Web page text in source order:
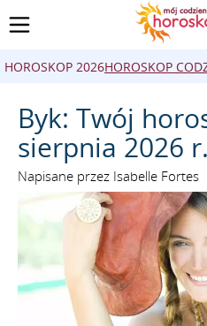
HOROSKOP 2026HOROSKOP
Byk: Twój
sierpnia 2026 r.
Napisane przez Isabelle Fortes